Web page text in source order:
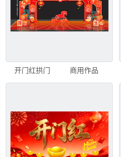
开门红拱门 商用作品